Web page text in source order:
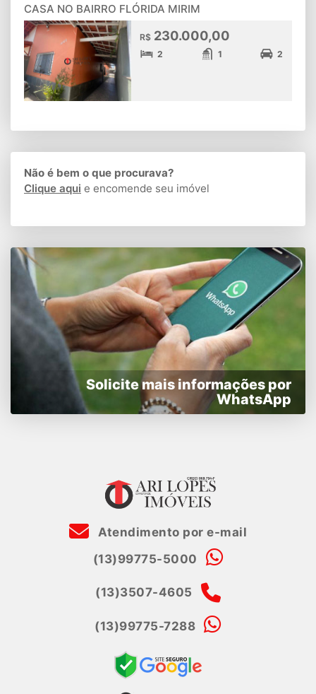
CASA NO BAIRRO FLÓRIDA MIRIM
R$ 230.000,00
2 1 2
Não é bem o que procurava?
Clique aqui e encomende seu imóvel
Solicite mais informações por
WhatsApp
Atendimento por e-mail
(13)99775-5000
(13)3507-4605
(13)99775-7288